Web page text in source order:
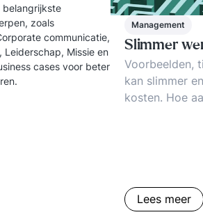
zoals
communicatie,
Leiderschap, Missie en
Management
Slimmer
Voorbeelden,
kan slimmer
kosten. Hoe
Lees meer